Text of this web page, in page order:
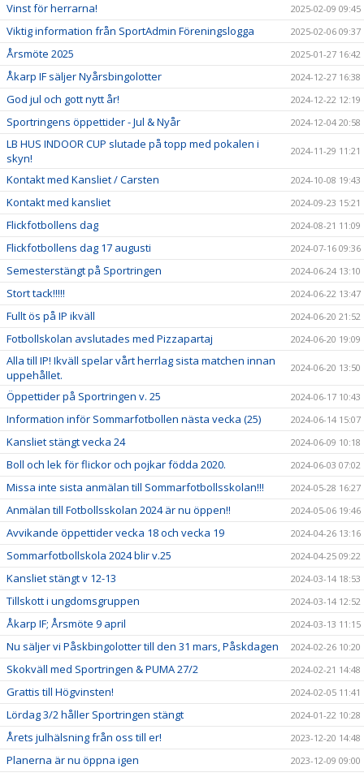
Vinst för herrarna! 2025-02-09 09:45
Viktig information från SportAdmin Föreningslogga 2025-02-06 09:37
Årsmöte 2025 2025-01-27 16:42
Åkarp IF säljer Nyårsbingolotter 2024-12-27 16:38
God jul och gott nytt år! 2024-12-22 12:19
Sportringens öppettider - Jul & Nyår 2024-12-04 20:58
LB HUS INDOOR CUP slutade på topp med pokalen i
skyn!
2024-11-29 11:21
Kontakt med Kansliet / Carsten 2024-10-08 19:43
Kontakt med kansliet 2024-09-23 15:21
Flickfotbollens dag 2024-08-21 11:09
Flickfotbollens dag 17 augusti 2024-07-16 09:36
Semesterstängt på Sportringen 2024-06-24 13:10
Stort tack!!!!! 2024-06-22 13:47
Fullt ös på IP ikväll 2024-06-20 21:52
Fotbollskolan avslutades med Pizzapartaj 2024-06-20 19:09
Alla till IP! Ikväll spelar vårt herrlag sista matchen innan
uppehållet.
2024-06-20 13:50
Öppettider på Sportringen v. 25 2024-06-17 10:43
Information inför Sommarfotbollen nästa vecka (25) 2024-06-14 15:07
Kansliet stängt vecka 24 2024-06-09 10:18
Boll och lek för flickor och pojkar födda 2020. 2024-06-03 07:02
Missa inte sista anmälan till Sommarfotbollsskolan!!! 2024-05-28 16:27
Anmälan till Fotbollsskolan 2024 är nu öppen!! 2024-05-06 19:46
Avvikande öppettider vecka 18 och vecka 19 2024-04-26 13:16
Sommarfotbollskola 2024 blir v.25 2024-04-25 09:22
Kansliet stängt v 12-13 2024-03-14 18:53
Tillskott i ungdomsgruppen 2024-03-14 12:52
Åkarp IF; Årsmöte 9 april 2024-03-13 11:15
Nu säljer vi Påskbingolotter till den 31 mars, Påskdagen 2024-02-26 10:20
Skokväll med Sportringen & PUMA 27/2 2024-02-21 14:48
Grattis till Högvinsten! 2024-02-05 11:41
Lördag 3/2 håller Sportringen stängt 2024-01-22 10:28
Årets julhälsning från oss till er! 2023-12-20 14:48
Planerna är nu öppna igen 2023-12-09 09:00